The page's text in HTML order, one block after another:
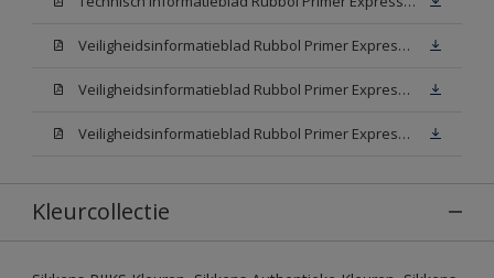
Veiligheidsinformatieblad Rubbol Primer Express White (MSDS)
Veiligheidsinformatieblad Rubbol Primer Express W05 (MSDS)
Veiligheidsinformatieblad Rubbol Primer Express N00 (MSDS)
Kleurcollectie